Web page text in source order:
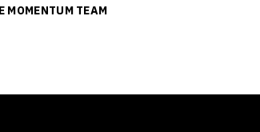
MOMENTUM TEAM